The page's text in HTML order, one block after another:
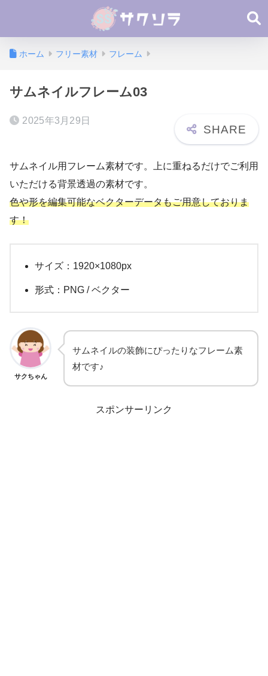
ホーム フリー素材 フレーム
サムネイルフレーム03
2025年3月29日
サムネイル用フレーム素材です。上に重ねるだけでご利用
いただける背景透過の素材です。
色や形を編集可能なベクターデータもご用意しておりま
す！
サイズ：1920×1080px
形式：PNG / ベクター
サクちゃん
サムネイルの装飾にぴったりなフレーム素
材です♪
スポンサーリンク